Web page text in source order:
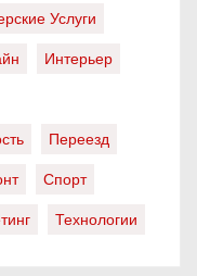
Услуги
Интерьер
Переезд
Спорт
Технологии